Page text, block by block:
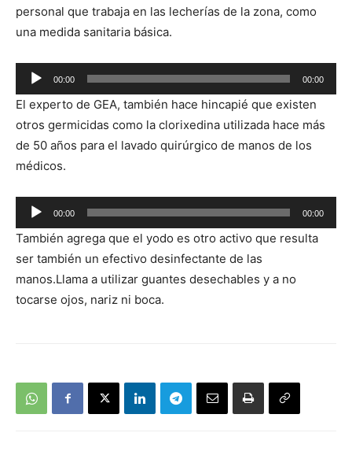
personal que trabaja en las lecherías de la zona, como
una medida sanitaria básica.
Reproductor
de
audio
00:00 00:00
El experto de GEA, también hace hincapié que existen
otros germicidas como la clorixedina utilizada hace más
de 50 años para el lavado quirúrgico de manos de los
médicos.
Reproductor
de
audio
00:00 00:00
También agrega que el yodo es otro activo que resulta
ser también un efectivo desinfectante de las
manos.Llama a utilizar guantes desechables y a no
tocarse ojos, nariz ni boca.